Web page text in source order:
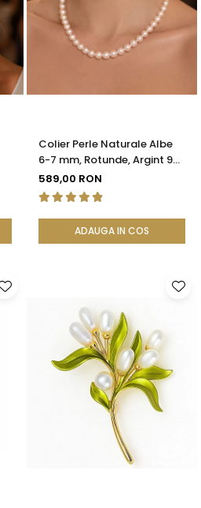
Colier Perle Naturale Albe
6-7 mm, Rotunde, Argint 925
| KASKADDA®
589,00 RON
ADAUGA IN COS